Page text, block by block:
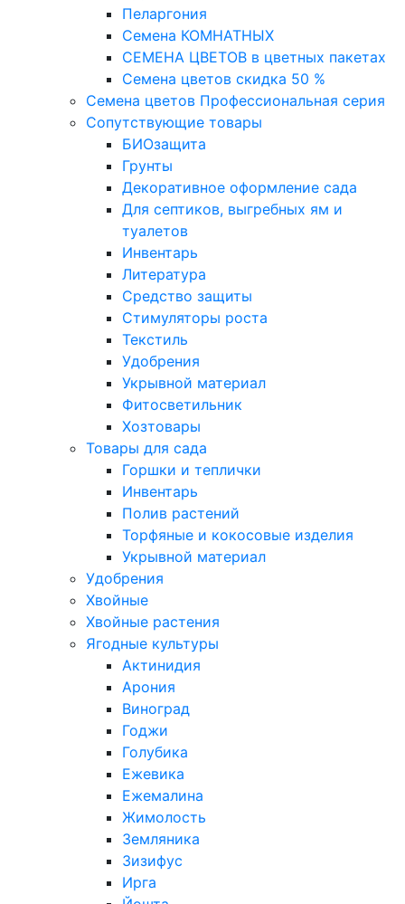
Пеларгония
Семена КОМНАТНЫХ
СЕМЕНА ЦВЕТОВ в цветных пакетах
Семена цветов скидка 50 %
Семена цветов Профессиональная серия
Сопутствующие товары
БИОзащита
Грунты
Декоративное оформление сада
Для септиков, выгребных ям и
туалетов
Инвентарь
Литература
Средство защиты
Стимуляторы роста
Текстиль
Удобрения
Укрывной материал
Фитосветильник
Хозтовары
Товары для сада
Горшки и теплички
Инвентарь
Полив растений
Торфяные и кокосовые изделия
Укрывной материал
Удобрения
Хвойные
Хвойные растения
Ягодные культуры
Актинидия
Арония
Виноград
Годжи
Голубика
Ежевика
Ежемалина
Жимолость
Земляника
Зизифус
Ирга